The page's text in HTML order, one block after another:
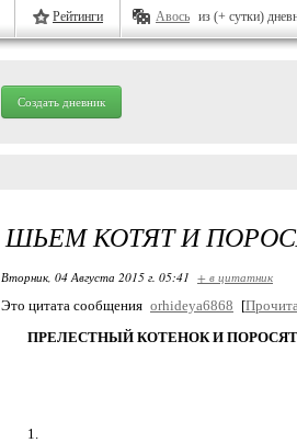
Рейтинги Авось из (+ сутки)
Создать дневник
ШЬЕМ КОТЯТ И
Вторник, 04 Августа 2015 г. 05:41 + в цитатник
Это цитата сообщения orhideya6868 [
ПРЕЛЕСТНЫЙ КОТЕНОК И ПОРОСЯТА.
1.